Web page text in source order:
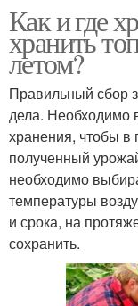
Как и где
хранить
летом?
Правильный сбор
дела. Необходимо
хранения, чтобы в
полученный
необходимо
температуры
и срока, на
сохранить.